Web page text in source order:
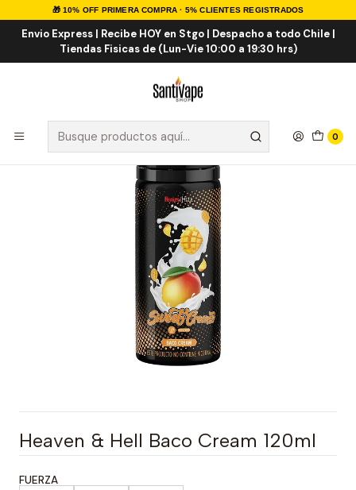
🎁 10% OFF PRIMERA COMPRA · 5% CLIENTES REGISTRADOS
Envio Express | Recibe HOY en Stgo | Despacho a todo Chile |
Tiendas Fisicas de (Lun-Vie 10:00 a 19:30 hrs)
0
Inicio E-LIQUID NACIONALES
Heaven & Hell Baco Cream 120ml
Heaven & Hell Baco Cream 120ml
FUERZA